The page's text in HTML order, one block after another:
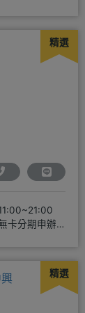
精選
卡分期申辦
精選